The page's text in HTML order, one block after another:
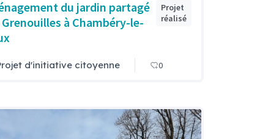
du jardin partagé
Grenouilles à Chambéry-le-
Projet
réalisé
d'initiative citoyenne 0